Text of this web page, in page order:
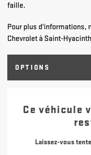
faille.
Pour plus d'informations,
Chevrolet à Saint-
OPTIONS
Ce véhicule
Laissez-vous